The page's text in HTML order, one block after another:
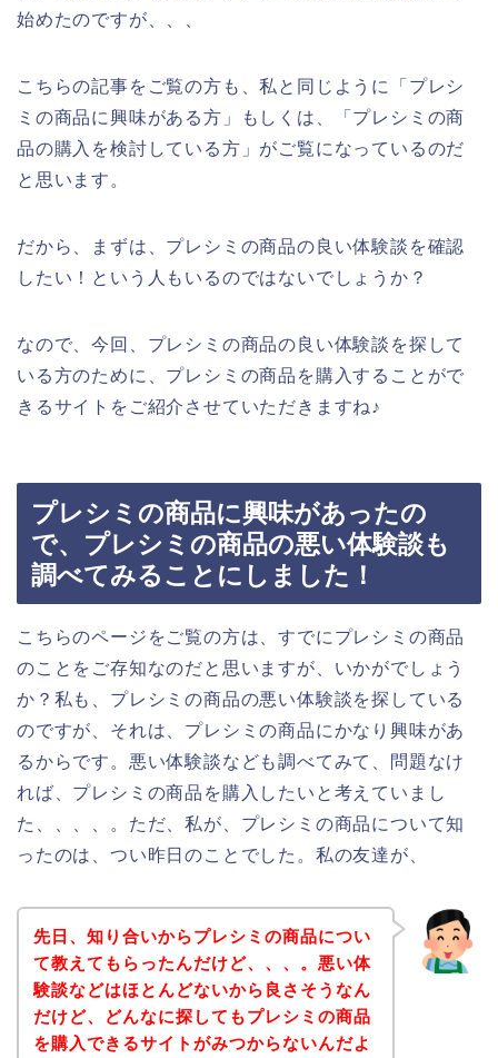
始めたのですが、、、
こちらの記事をご覧の方も、私と同じように「プレシ
ミの商品に興味がある方」もしくは、「プレシミの商
品の購入を検討している方」がご覧になっているのだ
と思います。
だから、まずは、プレシミの商品の良い体験談を確認
したい！という人もいるのではないでしょうか？
なので、今回、プレシミの商品の良い体験談を探して
いる方のために、プレシミの商品を購入することがで
きるサイトをご紹介させていただきますね♪
プレシミの商品に興味があったの
で、プレシミの商品の悪い体験談も
調べてみることにしました！
こちらのページをご覧の方は、すでにプレシミの商品
のことをご存知なのだと思いますが、いかがでしょう
か？私も、プレシミの商品の悪い体験談を探している
のですが、それは、プレシミの商品にかなり興味があ
るからです。悪い体験談なども調べてみて、問題なけ
れば、プレシミの商品を購入したいと考えていまし
た、、、、。ただ、私が、プレシミの商品について知
ったのは、つい昨日のことでした。私の友達が、
先日、知り合いからプレシミの商品につい
て教えてもらったんだけど、、、。悪い体
験談などはほとんどないから良さそうなん
だけど、どんなに探してもプレシミの商品
を購入できるサイトがみつからないんだよ